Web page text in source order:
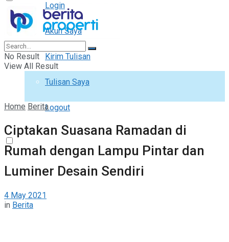
Login
Akun Saya
Kirim Tulisan
Tulisan Saya
Logout
No Result
View All Result
Home Berita
Ciptakan Suasana Ramadan di
Rumah dengan Lampu Pintar dan
Luminer Desain Sendiri
4 May 2021
in Berita